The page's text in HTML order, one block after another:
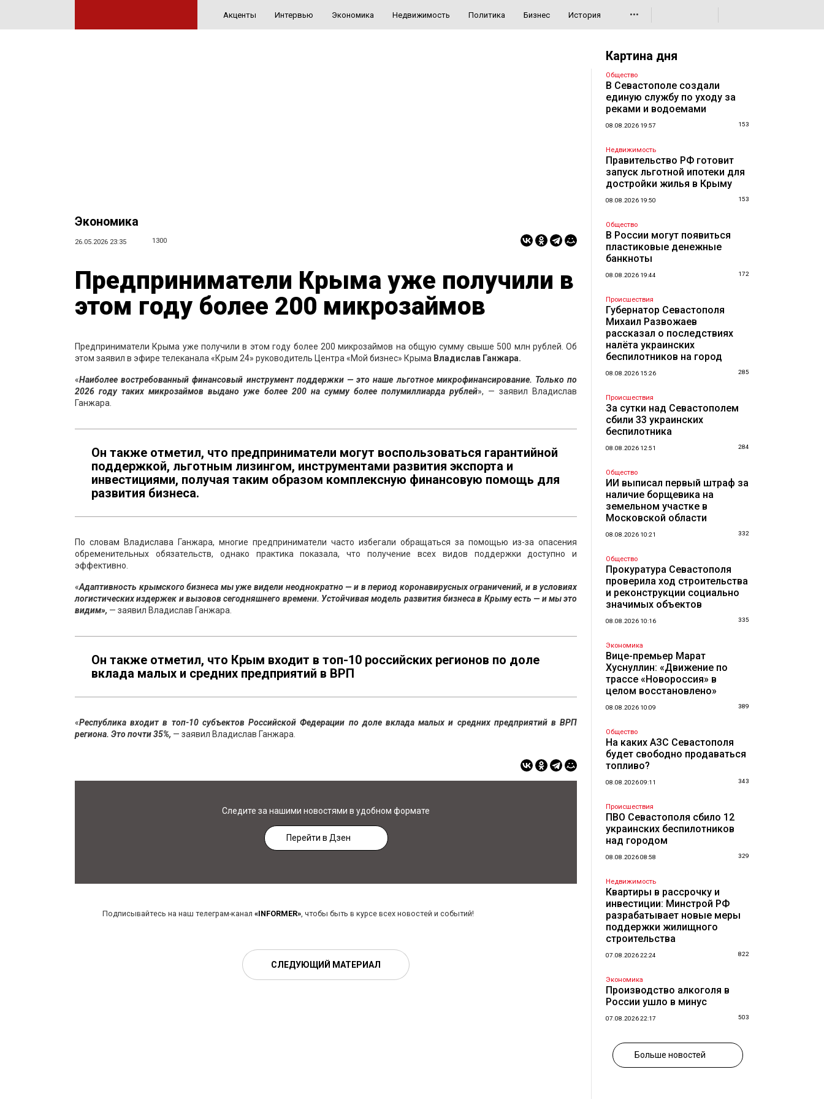
Акценты Интервью Экономика Недвижимость Политика Бизнес История •••
Экономика
26.05.2026 23:35 1300
Предприниматели Крыма уже получили в
этом году более 200 микрозаймов
Предприниматели Крыма уже получили в этом году более 200 микрозаймов на общую сумму свыше 500 млн рублей. Об
этом заявил в эфире телеканала «Крым 24» руководитель Центра «Мой бизнес» Крыма Владислав Ганжара.
«Наиболее востребованный финансовый инструмент поддержки — это наше льготное микрофинансирование. Только по
2026 году таких микрозаймов выдано уже более 200 на сумму более полумиллиарда рублей», — заявил Владислав
Ганжара.
Он также отметил, что предприниматели могут воспользоваться гарантийной
поддержкой, льготным лизингом, инструментами развития экспорта и
инвестициями, получая таким образом комплексную финансовую помощь для
развития бизнеса.
По словам Владислава Ганжара, многие предприниматели часто избегали обращаться за помощью из-за опасения
обременительных обязательств, однако практика показала, что получение всех видов поддержки доступно и
эффективно.
«Адаптивность крымского бизнеса мы уже видели неоднократно — и в период коронавирусных ограничений, и в условиях
логистических издержек и вызовов сегодняшнего времени. Устойчивая модель развития бизнеса в Крыму есть — и мы это
видим», — заявил Владислав Ганжара.
Он также отметил, что Крым входит в топ-10 российских регионов по доле
вклада малых и средних предприятий в ВРП
«Республика входит в топ-10 субъектов Российской Федерации по доле вклада малых и средних предприятий в ВРП
региона. Это почти35%, — заявил Владислав Ганжара.
Следите за нашими новостями в удобном формате
Перейти в Дзен
Подписывайтесь на наш телеграм-канал «INFORMER», чтобы быть в курсе всех новостей и событий!
СЛЕДУЮЩИЙ МАТЕРИАЛ
Картина дня
Общество
В Севастополе создали
единую службу по уходу за
реками и водоемами
08.08.2026 19:57 153
Недвижимость
Правительство РФ готовит
запуск льготной ипотеки для
достройки жилья в Крыму
08.08.2026 19:50 153
Общество
В России могут появиться
пластиковые денежные
банкноты
08.08.2026 19:44 172
Происшествия
Губернатор Севастополя
Михаил Развожаев
рассказал о последствиях
налёта украинских
беспилотников на город
08.08.2026 15:26 285
Происшествия
За сутки над Севастополем
сбили 33 украинских
беспилотника
08.08.2026 12:51 284
Общество
ИИ выписал первый штраф за
наличие борщевика на
земельном участке в
Московской области
08.08.2026 10:21 332
Общество
Прокуратура Севастополя
проверила ход строительства
и реконструкции социально
значимых объектов
08.08.2026 10:16 335
Экономика
Вице-премьер Марат
Хуснуллин: «Движение по
трассе «Новороссия» в
целом восстановлено»
08.08.2026 10:09 389
Общество
На каких АЗС Севастополя
будет свободно продаваться
топливо?
08.08.2026 09:11 343
Происшествия
ПВО Севастополя сбило 12
украинских беспилотников
над городом
08.08.2026 08:58 329
Недвижимость
Квартиры в рассрочку и
инвестиции: Минстрой РФ
разрабатывает новые меры
поддержки жилищного
строительства
07.08.2026 22:24 822
Экономика
Производство алкоголя в
России ушло в минус
07.08.2026 22:17 503
Больше новостей